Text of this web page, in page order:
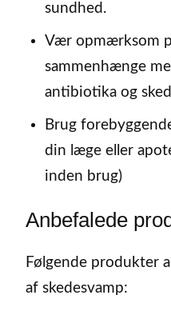
sundhed.
Vær opmærksom
sammenhænge
antibiotika og
Brug
din læge eller
inden brug)
Anbefalede
Følgende produkter
af skedesvamp: